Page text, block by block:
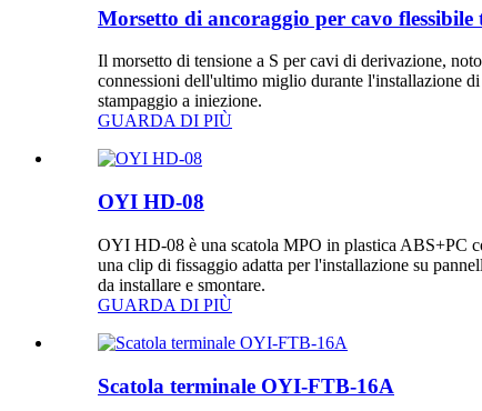
Morsetto di ancoraggio per cavo flessibile
Il morsetto di tensione a S per cavi di derivazione,
connessioni dell'ultimo miglio durante l'installazione
stampaggio a iniezione.
GUARDA DI PIÙ
OYI HD-08
OYI HD-08 è una scatola MPO in plastica ABS+PC
una clip di fissaggio adatta per l'installazione su
da installare e smontare.
GUARDA DI PIÙ
Scatola terminale OYI-FTB-16A